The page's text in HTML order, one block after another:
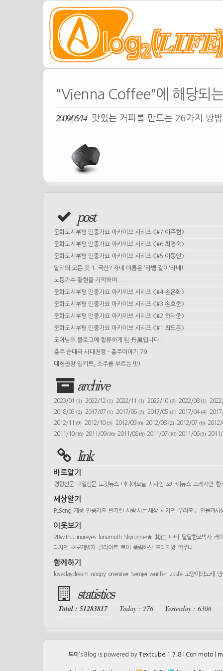
"Vienna Coffee"에 해당되
2009/05/14 맛있는 커피를 만드는 26가지 방
post
문화도시부평 민중가요 아카이브 시리즈 <#7 이주헌>
문화도시부평 민중가요 아카이브 시리즈 <#6 최경숙>
문화도시부평 민중가요 아카이브 시리즈 <#5 이동언>
알리의 모든 것 1. 국산? 자네 이름은 '라벨 갈이'라네!
노동가수 황현을 기억하며...
문화도시부평 민중가요 아카이브 시리즈 <#4 손은화>
문화도시부평 민중가요 아카이브 시리즈 <#3 손호준>
문화도시부평 민중가요 아카이브 시리즈 <#2 하태준>
문화도시부평 민중가요 아카이브 시리즈 <#1 최도은>
도아님의 블로그에 합류하게 된 丹風입니다.
충주 순대국 사대천왕 - 충주이야기 79
대한곱창 밀키트, 소주를 부르는 맛!
archive
2023/01 (1) 2022/12(1) 2022/11(1) 2022/10 (3) 2022/08(1)
2018/05 (2) 2017/07(1) 2017/06(3) 2017/05 (1) 2017/04(4)
2012/11(9) 2012/10(5) 2012/09(6) 2012/08 (2) 2012/07 (6)
2011/10(16) 2011/09(16) 2011/08(6) 2011/07(10) 2011/06(5)
link
바로알기
경향신문 내일신문 노컷뉴스 미디어오늘 시사인 오마이뉴스 프레시안 한
세상알기
PLSong 개종 민중가요 반기련 사람 사는 세상 세기연 우리모두 인물과사
이웃보기
2BwithU inureyes lunamoth Skyrunner★ 其仁 나비 달달한조박사 레
디자인 초보개발자 클리아르 토이 풍림화산 프리지앙 학주니
함께하기
lovedaydream noopy oneniner Semjei wurifen zasfe 고양이의노래
statistics
Total : 51283817 Today : 276 Yesterday : 6306
도아’s Blog is powered by Textcube 1.7.8 : Con moto